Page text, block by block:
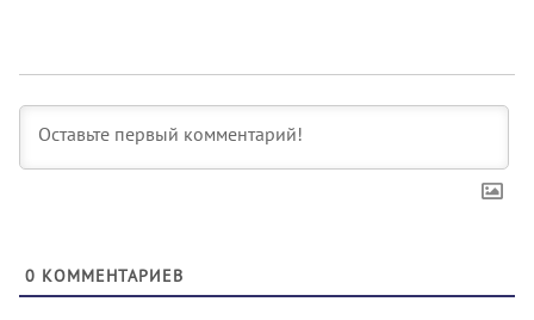
0 КОММЕНТАРИЕВ